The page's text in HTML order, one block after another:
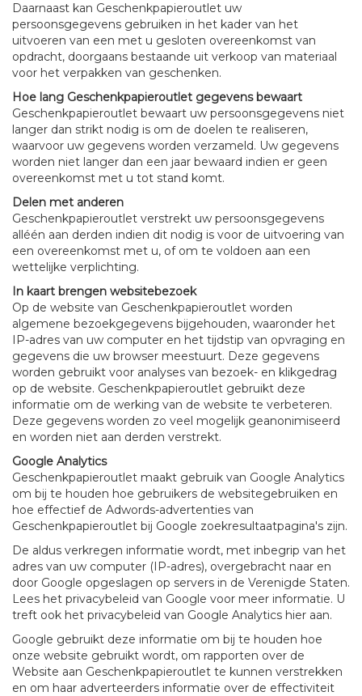
Daarnaast kan Geschenkpapieroutlet uw
persoonsgegevens gebruiken in het kader van het
uitvoeren van een met u gesloten overeenkomst van
opdracht, doorgaans bestaande uit verkoop van materiaal
voor het verpakken van geschenken.
Hoe lang Geschenkpapieroutlet gegevens bewaart
Geschenkpapieroutlet bewaart uw persoonsgegevens niet
langer dan strikt nodig is om de doelen te realiseren,
waarvoor uw gegevens worden verzameld. Uw gegevens
worden niet langer dan een jaar bewaard indien er geen
overeenkomst met u tot stand komt.
Delen met anderen
Geschenkpapieroutlet verstrekt uw persoonsgegevens
alléén aan derden indien dit nodig is voor de uitvoering van
een overeenkomst met u, of om te voldoen aan een
wettelijke verplichting.
In kaart brengen websitebezoek
Op de website van Geschenkpapieroutlet worden
algemene bezoekgegevens bijgehouden, waaronder het
IP-adres van uw computer en het tijdstip van opvraging en
gegevens die uw browser meestuurt. Deze gegevens
worden gebruikt voor analyses van bezoek- en klikgedrag
op de website. Geschenkpapieroutlet gebruikt deze
informatie om de werking van de website te verbeteren.
Deze gegevens worden zo veel mogelijk geanonimiseerd
en worden niet aan derden verstrekt.
Google Analytics
Geschenkpapieroutlet maakt gebruik van Google Analytics
om bij te houden hoe gebruikers de websitegebruiken en
hoe effectief de Adwords-advertenties van
Geschenkpapieroutlet bij Google zoekresultaatpagina's zijn.
De aldus verkregen informatie wordt, met inbegrip van het
adres van uw computer (IP-adres), overgebracht naar en
door Google opgeslagen op servers in de Verenigde Staten.
Lees het privacybeleid van Google voor meer informatie. U
treft ook het privacybeleid van Google Analytics hier aan.
Google gebruikt deze informatie om bij te houden hoe
onze website gebruikt wordt, om rapporten over de
Website aan Geschenkpapieroutlet te kunnen verstrekken
en om haar adverteerders informatie over de effectiviteit